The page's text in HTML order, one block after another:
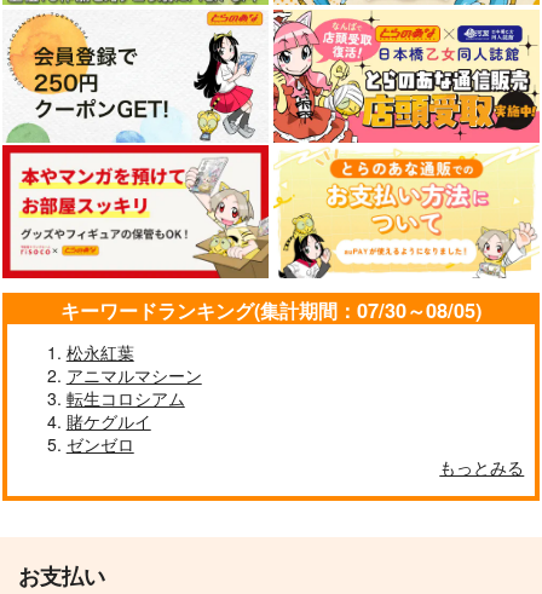
キーワードランキング(集計期間：07/30～08/05)
松永紅葉
アニマルマシーン
転生コロシアム
賭ケグルイ
ゼンゼロ
もっとみる
お支払い